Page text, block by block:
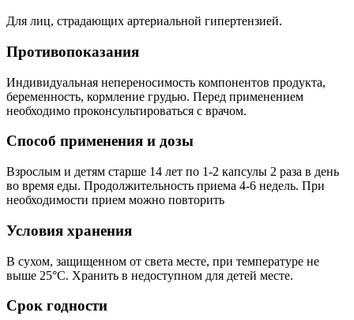
Для лиц, страдающих артериальной гипертензией.
Противопоказания
Индивидуальная непереносимость компонентов продукта,
беременность, кормление грудью. Перед применением
необходимо проконсультироваться с врачом.
Способ применения и дозы
Взрослым и детям старше 14 лет по 1-2 капсулы 2 раза в день
во время еды. Продолжительность приема 4-6 недель. При
необходимости прием можно повторить
Условия хранения
В сухом, защищенном от света месте, при температуре не
выше 25°C. Хранить в недоступном для детей месте.
Срок годности